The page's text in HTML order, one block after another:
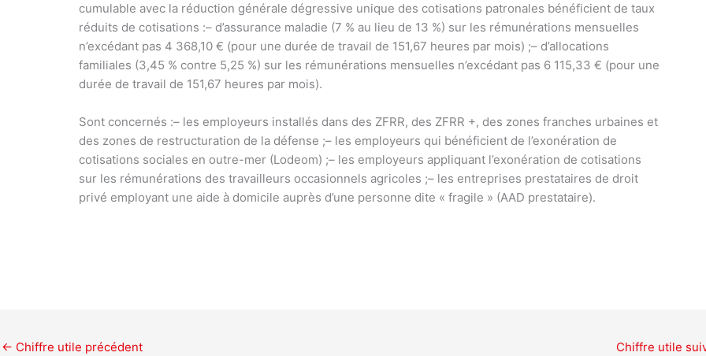
cumulable avec la réduction générale dégressive unique des cotisations patronales bénéficient de taux
réduits de cotisations :– d’assurance maladie (7 % au lieu de 13 %) sur les rémunérations mensuelles
n’excédant pas 4 368,10 € (pour une durée de travail de 151,67 heures par mois) ;– d’allocations
familiales (3,45 % contre 5,25 %) sur les rémunérations mensuelles n’excédant pas 6 115,33 € (pour une
durée de travail de 151,67 heures par mois).
Sont concernés :– les employeurs installés dans des ZFRR, des ZFRR +, des zones franches urbaines et
des zones de restructuration de la défense ;– les employeurs qui bénéficient de l’exonération de
cotisations sociales en outre-mer (Lodeom) ;– les employeurs appliquant l’exonération de cotisations
sur les rémunérations des travailleurs occasionnels agricoles ;– les entreprises prestataires de droit
privé employant une aide à domicile auprès d’une personne dite « fragile » (AAD prestataire).
← Chiffre utile précédent Chiffre utile